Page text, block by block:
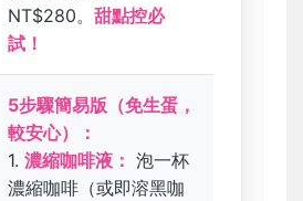
NT$280。 甜點控必
試！
5步驟簡易版（免生蛋，
較安心）：
1. 濃縮咖啡液： 泡一杯
濃縮咖啡（或即溶黑咖